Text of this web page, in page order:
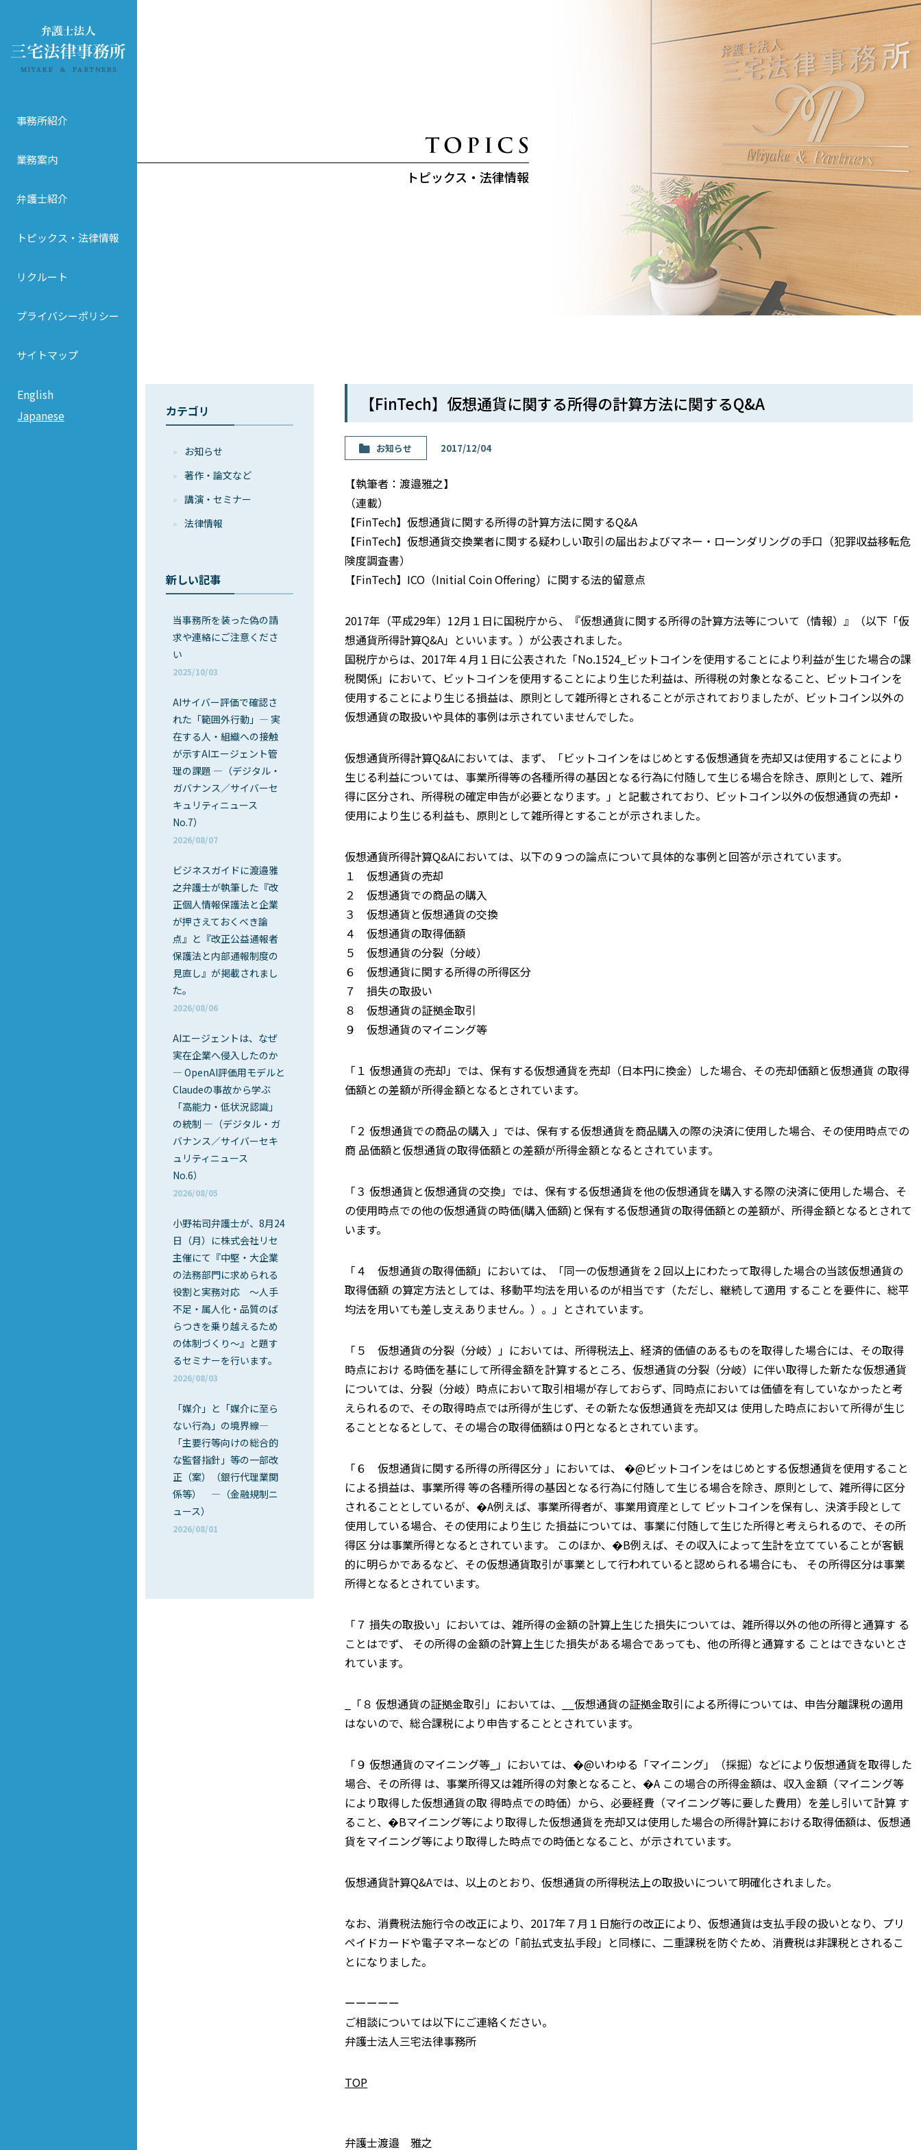
事務所紹介
業務案内
弁護士紹介
トピックス・法律情報
リクルート
プライバシーポリシー
サイトマップ
English
Japanese
トピックス・法律情報
カテゴリ
お知らせ
著作・論⽂など
講演・セミナー
法律情報
新しい記事
当事務所を装った偽の請
求や連絡にご注意くださ
い
2025/10/03
AIサイバー評価で確認さ
れた「範囲外行動」― 実
在する人・組織への接触
が示すAIエージェント管
理の課題 ―（デジタル・
ガバナンス／サイバーセ
キュリティニュース
No.7）
2026/08/07
ビジネスガイドに渡邉雅
之弁護士が執筆した『改
正個人情報保護法と企業
が押さえておくべき論
点』と『改正公益通報者
保護法と内部通報制度の
見直し』が掲載されまし
た。
2026/08/06
AIエージェントは、なぜ
実在企業へ侵入したのか
― OpenAI評価用モデルと
Claudeの事故から学ぶ
「高能力・低状況認識」
の統制 ―（デジタル・ガ
バナンス／サイバーセキ
ュリティニュース
No.6）
2026/08/05
小野祐司弁護士が、8月24
日（月）に株式会社リセ
主催にて『中堅・大企業
の法務部門に求められる
役割と実務対応 ～人手
不足・属人化・品質のば
らつきを乗り越えるため
の体制づくり～』と題す
るセミナーを行います。
2026/08/03
「媒介」と「媒介に至ら
ない行為」の境界線―
「主要行等向けの総合的
な監督指針」等の一部改
正（案）（銀行代理業関
係等） ―（金融規制ニ
ュース）
2026/08/01
【FinTech】仮想通貨に関する所得の計算方法に関するQ&A
お知らせ 2017/12/04
【執筆者：渡邉雅之】
（連載）
【FinTech】仮想通貨に関する所得の計算方法に関するQ&A
【FinTech】仮想通貨交換業者に関する疑わしい取引の届出およびマネー・ローンダリングの手口（犯罪収益移転危
険度調査書）
【FinTech】ICO（Initial Coin Offering）に関する法的留意点
2017年（平成29年）12月１日に国税庁から、『仮想通貨に関する所得の計算方法等について（情報）』（以下「仮
想通貨所得計算Q&A」といいます。）が公表されました。
国税庁からは、2017年４月１日に公表された「No.1524_ビットコインを使用することにより利益が生じた場合の課
税関係」において、ビットコインを使用することにより生じた利益は、所得税の対象となること、ビットコインを
使用することにより生じる損益は、原則として雑所得とされることが示されておりましたが、ビットコイン以外の
仮想通貨の取扱いや具体的事例は示されていませんでした。
仮想通貨所得計算Q&Aにおいては、まず、「ビットコインをはじめとする仮想通貨を売却又は使用することにより
生じる利益については、事業所得等の各種所得の基因となる行為に付随して生じる場合を除き、原則として、雑所
得に区分され、所得税の確定申告が必要となります。」と記載されており、ビットコイン以外の仮想通貨の売却・
使用により生じる利益も、原則として雑所得とすることが示されました。
仮想通貨所得計算Q&Aにおいては、以下の９つの論点について具体的な事例と回答が示されています。
１ 仮想通貨の売却
２ 仮想通貨での商品の購入
３ 仮想通貨と仮想通貨の交換
４ 仮想通貨の取得価額
５ 仮想通貨の分裂（分岐）
６ 仮想通貨に関する所得の所得区分
７ 損失の取扱い
８ 仮想通貨の証拠金取引
９ 仮想通貨のマイニング等
「１ 仮想通貨の売却」では、保有する仮想通貨を売却（日本円に換金）した場合、その売却価額と仮想通貨 の取得
価額との差額が所得金額となるとされています。
「２ 仮想通貨での商品の購入 」では、保有する仮想通貨を商品購入の際の決済に使用した場合、その使用時点での
商 品価額と仮想通貨の取得価額との差額が所得金額となるとされています。
「３ 仮想通貨と仮想通貨の交換」では、保有する仮想通貨を他の仮想通貨を購入する際の決済に使用した場合、そ
の使用時点での他の仮想通貨の時価(購入価額)と保有する仮想通貨の取得価額との差額が、所得金額となるとされて
います。
「４ 仮想通貨の取得価額」においては、「同一の仮想通貨を２回以上にわたって取得した場合の当該仮想通貨の
取得価額 の算定方法としては、移動平均法を用いるのが相当です（ただし、継続して適用 することを要件に、総平
均法を用いても差し支えありません。）。」とされています。
「５ 仮想通貨の分裂（分岐）」においては、所得税法上、経済的価値のあるものを取得した場合には、その取得
時点におけ る時価を基にして所得金額を計算するところ、仮想通貨の分裂（分岐）に伴い取得した新たな仮想通貨
については、分裂（分岐）時点において取引相場が存しておらず、同時点においては価値を有していなかったと考
えられるので、その取得時点では所得が生じず、その新たな仮想通貨を売却又は 使用した時点において所得が生じ
ることとなるとして、その場合の取得価額は０円となるとされています。
「６ 仮想通貨に関する所得の所得区分 」においては、 �@ビットコインをはじめとする仮想通貨を使用すること
による損益は、事業所得 等の各種所得の基因となる行為に付随して生じる場合を除き、原則として、雑所得に区分
されることとしているが、�A例えば、事業所得者が、事業用資産として ビットコインを保有し、決済手段として
使用している場合、その使用により生じ た損益については、事業に付随して生じた所得と考えられるので、その所
得区 分は事業所得となるとされています。 このほか、�B例えば、その収入によって生計を立てていることが客観
的に明らかであるなど、その仮想通貨取引が事業として行われていると認められる場合にも、 その所得区分は事業
所得となるとされています。
「７ 損失の取扱い」においては、雑所得の金額の計算上生じた損失については、雑所得以外の他の所得と通算す る
ことはでず、 その所得の金額の計算上生じた損失がある場合であっても、他の所得と通算する ことはできないとさ
れています。
_「８ 仮想通貨の証拠金取引」においては、__仮想通貨の証拠金取引による所得については、申告分離課税の適用
はないので、総合課税により申告することとされています。
「９ 仮想通貨のマイニング等_」においては、�@いわゆる「マイニング」（採掘）などにより仮想通貨を取得した
場合、その所得 は、事業所得又は雑所得の対象となること、�A この場合の所得金額は、収入金額（マイニング等
により取得した仮想通貨の取 得時点での時価）から、必要経費（マイニング等に要した費用）を差し引いて計算 す
ること、�Bマイニング等により取得した仮想通貨を売却又は使用した場合の所得計算における取得価額は、仮想通
貨をマイニング等により取得した時点での時価となること、が示されています。
仮想通貨計算Q&Aでは、以上のとおり、仮想通貨の所得税法上の取扱いについて明確化されました。
なお、消費税法施行令の改正により、2017年７月１日施行の改正により、仮想通貨は支払手段の扱いとなり、プリ
ペイドカードや電子マネーなどの「前払式支払手段」と同様に、二重課税を防ぐため、消費税は非課税とされるこ
とになりました。
ーーーーー
ご相談については以下にご連絡ください。
弁護士法人三宅法律事務所
TOP
弁護士渡邉 雅之